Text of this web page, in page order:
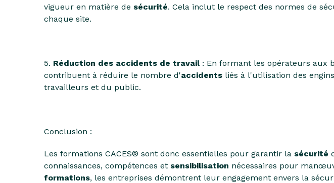
vigueur en matière de sécurité. Cela inclut le respect des normes de
chaque site.
5. Réduction des accidents de travail: En formant les opérateurs aux
contribuent à réduire le nombre d'accidents liés à l'utilisation des
travailleurs et du public.
Conclusion :
Les formations CACES® sont donc essentielles pour garantir la sécurité
connaissances, compétences et sensibilisation nécessaires pour
formations, les entreprises démontrent leur engagement envers la